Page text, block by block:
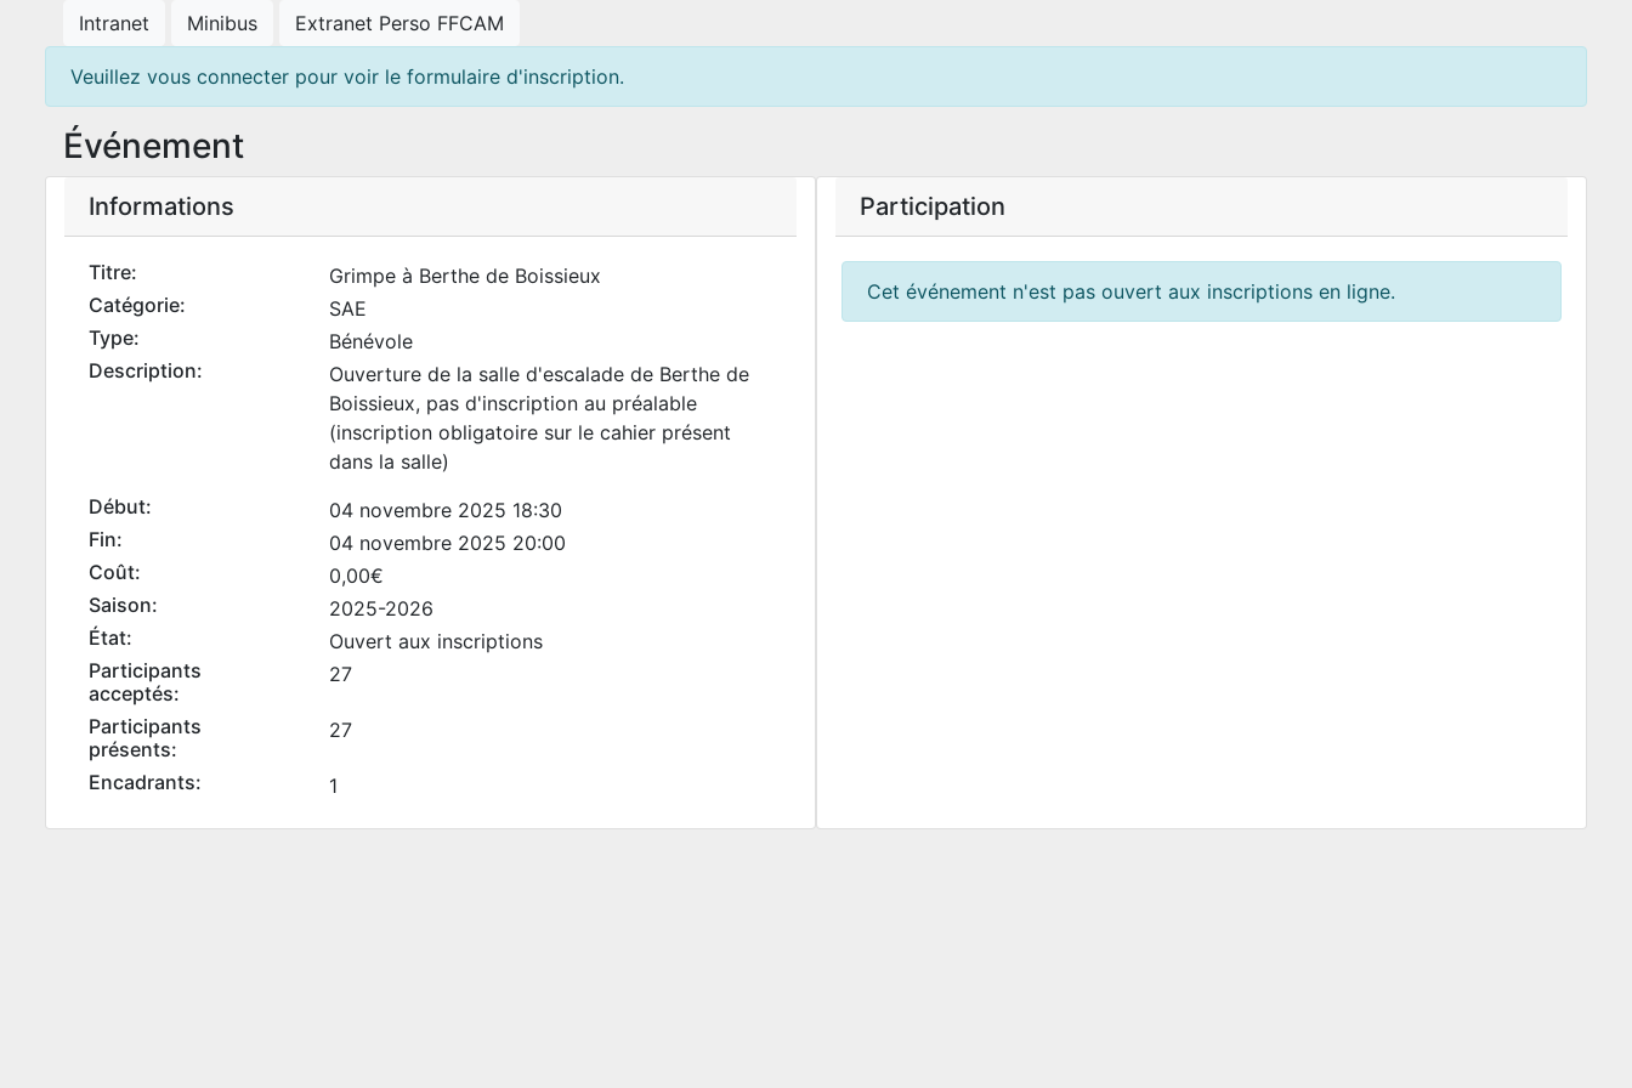
Intranet Minibus Extranet Perso FFCAM
Veuillez vous connecter pour voir le formulaire d'inscription.
Événement
Informations
Titre:
Grimpe à Berthe de Boissieux
Catégorie:
SAE
Type:
Bénévole
Description:
Ouverture de la salle d'escalade de Berthe de
Boissieux, pas d'inscription au préalable
(inscription obligatoire sur le cahier présent
dans la salle)
Début:
04 novembre 2025 18:30
Fin:
04 novembre 2025 20:00
Coût:
0,00€
Saison:
2025-2026
État:
Ouvert aux inscriptions
Participants
acceptés:
27
Participants
présents:
27
Encadrants: 1
Participation
Cet événement n'est pas ouvert aux inscriptions en ligne.